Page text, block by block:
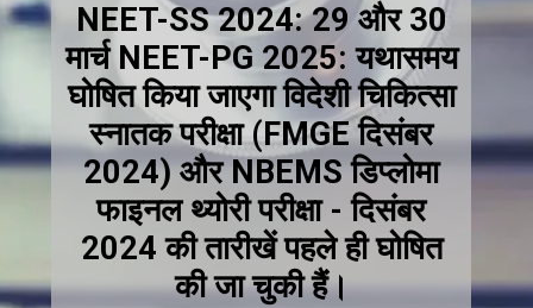
NEET-SS 2024: 29 और 30
मार्च NEET-PG 2025: यथासमय
घोषित किया जाएगा विदेशी चिकित्सा
स्नातक परीक्षा (FMGE दिसंबर
2024) और NBEMS डिप्लोमा
फाइनल थ्योरी परीक्षा - दिसंबर
2024 की तारीखें पहले ही घोषित
की जा चुकी हैं।